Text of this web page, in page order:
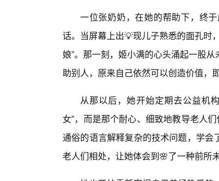
一位张奶奶，在她的帮助下，终
话。当屏幕上出💡现儿子熟悉的面孔时
娘”。那一刻，姬小满的心头涌起一股
助别人，原来自己依然可以创造价值，
从那以后，她开始定期去公益机
女”，而是那个耐心、细致地教导老人
通俗的语言解释复杂的技术问题，学
老人们相处，让她体会到🌸了一种前所